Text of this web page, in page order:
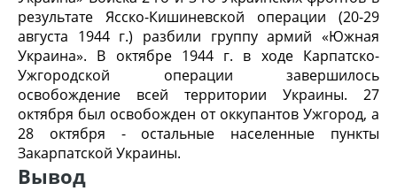
результате Ясско-Кишиневской операции (20-29
августа 1944 г.) разбили группу армий «Южная
Украина». В октябре 1944 г. в ходе Карпатско-
Ужгородской операции завершилось
освобождение всей территории Украины. 27
октября был освобожден от оккупантов Ужгород, а
28 октября - остальные населенные пункты
Закарпатской Украины.
Вывод